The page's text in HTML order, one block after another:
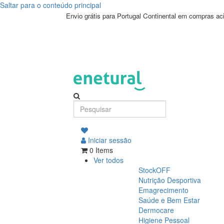
Saltar para o conteúdo principal
Envio grátis para Portugal Continental em compras
Iniciar sessão
0 Items
Ver todos
StockOFF
Nutrição Desportiva
Emagrecimento
Saúde e Bem Estar
Dermocare
Higiene Pessoal